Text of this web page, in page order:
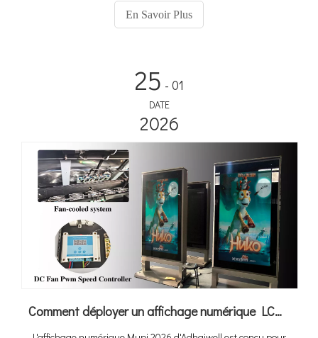
électriques, il devient un écosystème complet de « recharge de
stockage solaire » qui transforme l'espace de stationnement
20 millions de dollars en 2025 et que le marché des abris de
voiture solaires devrait croître de 10,6 % TCAC pour atteindre
2,67 milliards de dollars d'ici 2034, les solutions intégrées
deviennent rapidement la norme pour les infrastructures de
recharge commerciales et publiques.
En Savoir Plus
25 - 01
DATE
2026
Comment déployer un affichage numérique LCD extérieur haute performance dans la chaleur extrême de 60°C à Dubaï